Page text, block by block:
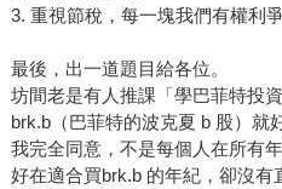
3. 重視節稅，每一塊我們有權利
最後，出一道題目給各位。
坊間老是有人推課「學巴菲特投
brk.b（巴菲特的波克夏 b 股）就
我完全同意，不是每個人在所有
好在適合買brk.b 的年紀，卻沒有